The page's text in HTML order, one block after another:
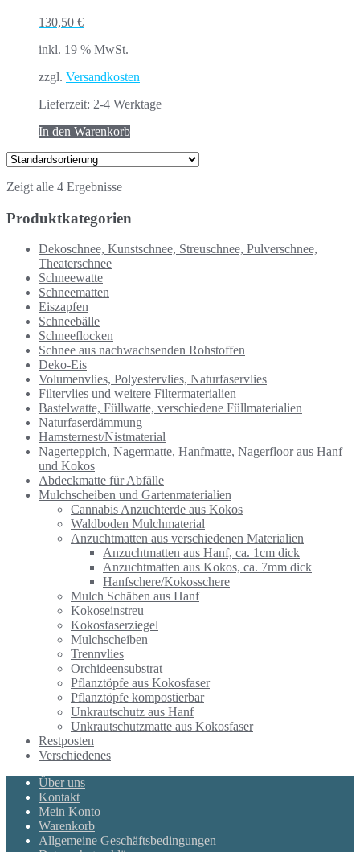
130,50 €
inkl. 19 % MwSt.
zzgl. Versandkosten
Lieferzeit: 2-4 Werktage
In den Warenkorb
Zeigt alle 4 Ergebnisse
Produktkategorien
Dekoschnee, Kunstschnee, Streuschnee, Pulverschnee,
Theaterschnee
Schneewatte
Schneematten
Eiszapfen
Schneebälle
Schneeflocken
Schnee aus nachwachsenden Rohstoffen
Deko-Eis
Volumenvlies, Polyestervlies, Naturfaservlies
Filtervlies und weitere Filtermaterialien
Bastelwatte, Füllwatte, verschiedene Füllmaterialien
Naturfaserdämmung
Hamsternest/Nistmaterial
Nagerteppich, Nagermatte, Hanfmatte, Nagerfloor aus Hanf
und Kokos
Abdeckmatte für Abfälle
Mulchscheiben und Gartenmaterialien
Cannabis Anzuchterde aus Kokos
Waldboden Mulchmaterial
Anzuchtmatten aus verschiedenen Materialien
Anzuchtmatten aus Hanf, ca. 1cm dick
Anzuchtmatten aus Kokos, ca. 7mm dick
Hanfschere/Kokosschere
Mulch Schäben aus Hanf
Kokoseinstreu
Kokosfaserziegel
Mulchscheiben
Trennvlies
Orchideensubstrat
Pflanztöpfe aus Kokosfaser
Pflanztöpfe kompostierbar
Unkrautschutz aus Hanf
Unkrautschutzmatte aus Kokosfaser
Restposten
Verschiedenes
Über uns
Kontakt
Mein Konto
Warenkorb
Allgemeine Geschäftsbedingungen